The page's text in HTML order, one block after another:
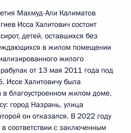
Махмуд-Али Калиматов
Исса Халитович состоит
детей, оставшихся без
в жилом помещении
жилого
от 13 мая 2011 года под
Иссе Халитовичу была
в благоустроенном жилом доме,
город Назрань, улица
он отказался. В 2022 году
соответствии с заключенным